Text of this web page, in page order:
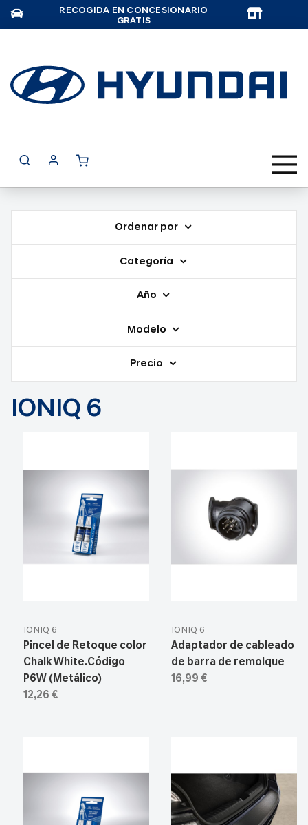
RECOGIDA EN CONCESIONARIO
GRATIS
Ordenar por
Categoría
Año
Modelo
Precio
IONIQ 6
IONIQ 6
Pincel de Retoque color
Chalk White.Código
P6W (Metálico)
12,26 €
IONIQ 6
Adaptador de cableado
de barra de remolque
16,99 €